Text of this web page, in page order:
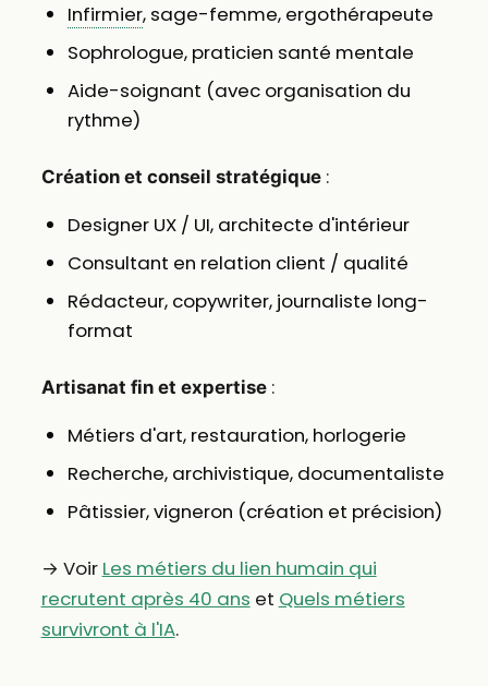
Infirmier, sage-femme, ergothérapeute
Sophrologue, praticien santé mentale
Aide-soignant (avec organisation du
rythme)
Création et conseil stratégique:
Designer UX / UI, architecte d'intérieur
Consultant en relation client / qualité
Rédacteur, copywriter, journaliste long-
format
Artisanat fin et expertise:
Métiers d'art, restauration, horlogerie
Recherche, archivistique, documentaliste
Pâtissier, vigneron (création et précision)
→ Voir Les métiers du lien humain qui
recrutent après 40 ans et Quels métiers
survivront à l'IA.